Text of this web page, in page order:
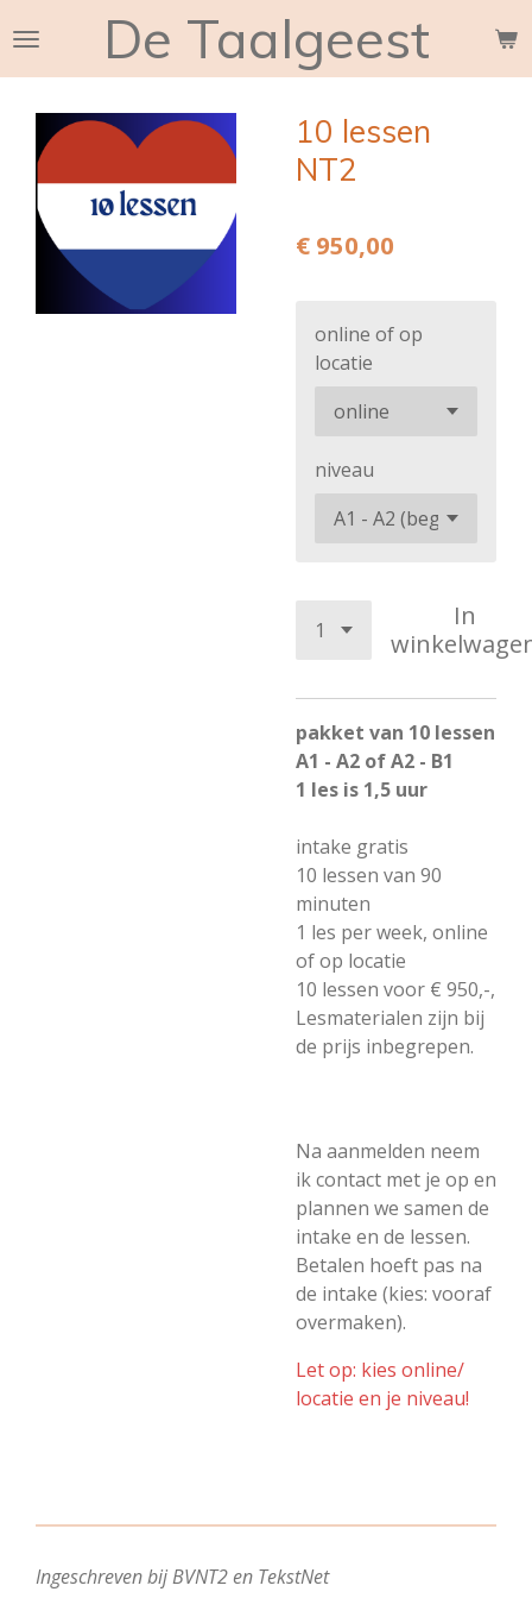
direct
naar
hoofdinhoud
De Taalgeest
10 lessen
NT2
€ 950,00
online of op
locatie
niveau
In
pakket van 10 lessen
A1 - A2 of A2 - B1
1 les is 1,5 uur
intake gratis
10 lessen van 90
minuten
1 les per week, online
of op locatie
10 lessen voor € 950,-,
Lesmaterialen zijn bij
de prijs inbegrepen.
Na aanmelden neem
ik contact met je op en
plannen we samen de
intake en de lessen.
Betalen hoeft pas na
de intake (kies: vooraf
overmaken).
Let op: kies online/
locatie en je niveau!
Ingeschreven bij BVNT2 en TekstNet